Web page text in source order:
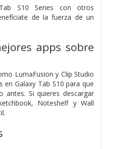
S10 Series con otros
de la fuerza de un
apps sobre
LumaFusion y Clip Studio
en Galaxy Tab S10 para que
antes. Si quieres descargar
Noteshelf y Wall